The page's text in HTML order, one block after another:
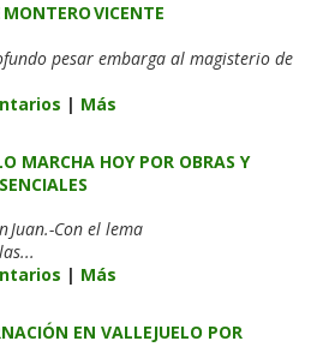
MONTERO VICENTE
pesar embarga al magisterio de
| Más
MARCHA HOY POR OBRAS Y
Juan.-Con el lema
| Más
EN VALLEJUELO POR